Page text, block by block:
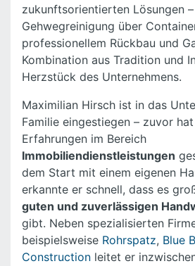
zukunftsorientierten Lösungen
Gehwegreinigung über
professionellem Rückbau und
Kombination aus Tradition und
Herzstück des Unternehmens.
Maximilian Hirsch ist in das
Familie eingestiegen – zuvor
Erfahrungen im Bereich
Immobiliendienstleistungen
dem Start mit einem eigenen
erkannte er schnell, dass es
guten und zuverlässigen
gibt. Neben spezialisierten
beispielsweise Rohrspatz, Blue
Construction leitet er